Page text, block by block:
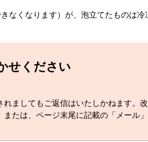
なくなります）が、泡立てたものは冷
せください
れましてもご返信はいたしかねます。
または、ページ末尾に記載の「メール